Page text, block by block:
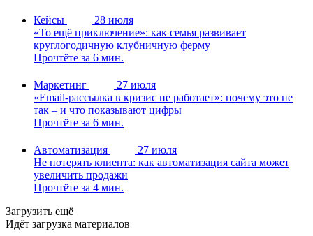
Кейсы
28 июля
«То ещё приключение»: как семья развивает
круглогодичную клубничную ферму
Прочтёте за 6 мин.
Маркетинг
27 июля
«Email-рассылка в кризис не работает»: почему это не
так – и что показывают цифры
Прочтёте за 6 мин.
Автоматизация
27 июля
Не потерять клиента: как автоматизация сайта может
увеличить продажи
Прочтёте за 4 мин.
Загрузить ещё
Идёт загрузка материалов